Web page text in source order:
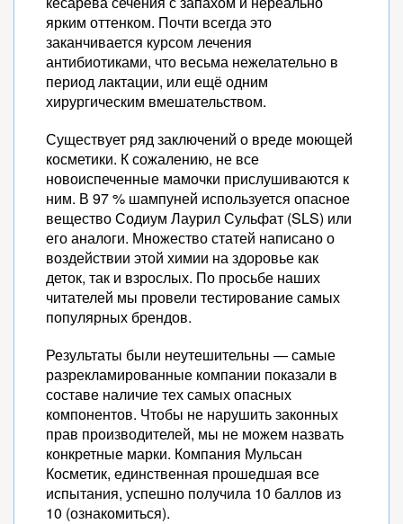
ярким оттенком. Почти всегда это
заканчивается курсом лечения
антибиотиками, что весьма нежелательно в
период лактации, или ещё одним
хирургическим вмешательством.
Существует ряд заключений о вреде моющей
косметики. К сожалению, не все
новоиспеченные мамочки прислушиваются к
ним. В 97 % шампуней используется опасное
вещество Содиум Лаурил Сульфат (SLS) или
его аналоги. Множество статей написано о
воздействии этой химии на здоровье как
деток, так и взрослых. По просьбе наших
читателей мы провели тестирование самых
популярных брендов.
Результаты были неутешительны — самые
разрекламированные компании показали в
составе наличие тех самых опасных
компонентов. Чтобы не нарушить законных
прав производителей, мы не можем назвать
конкретные марки. Компания Мульсан
Косметик, единственная прошедшая все
испытания, успешно получила 10 баллов из
10 (ознакомиться).